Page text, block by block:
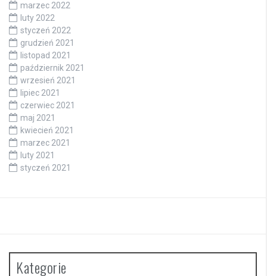
marzec 2022
luty 2022
styczeń 2022
grudzień 2021
listopad 2021
październik 2021
wrzesień 2021
lipiec 2021
czerwiec 2021
maj 2021
kwiecień 2021
marzec 2021
luty 2021
styczeń 2021
Kategorie